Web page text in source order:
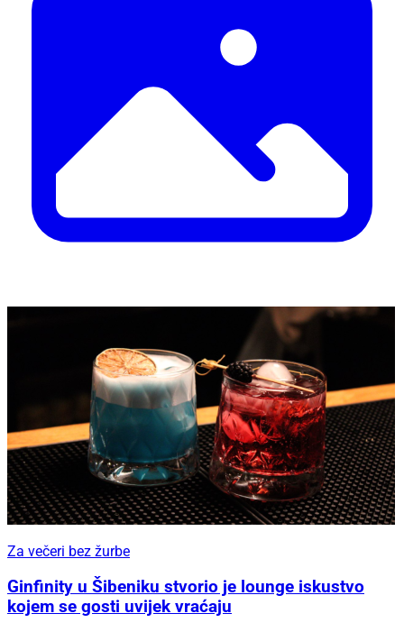
Za večeri bez žurbe
Ginfinity u Šibeniku stvorio je lounge iskustvo
kojem se gosti uvijek vraćaju